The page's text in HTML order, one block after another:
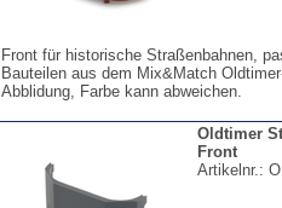
Front für historische Straßenbahnen,
Bauteilen aus dem Mix&Match
Abblidung, Farbe kann abweichen.
Oldtimer
Front
Artikelnr.: